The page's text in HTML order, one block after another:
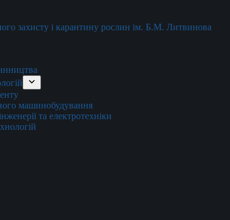
захисту і карантину рослин ім. Б.М. Литвинова
машинобудування
та електротехніки